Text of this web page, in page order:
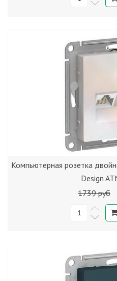
Компьютерная розетка
Design
1739 руб